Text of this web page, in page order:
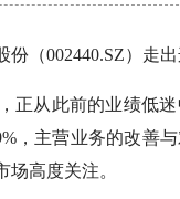
（002440.SZ）走
正从此前的业绩低
，主营业务的改善
高度关注。